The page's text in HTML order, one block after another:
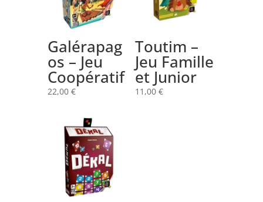
Galérapag
os – Jeu
Coopératif
22,00 €
Toutim –
Jeu Famille
et Junior
11,00 €